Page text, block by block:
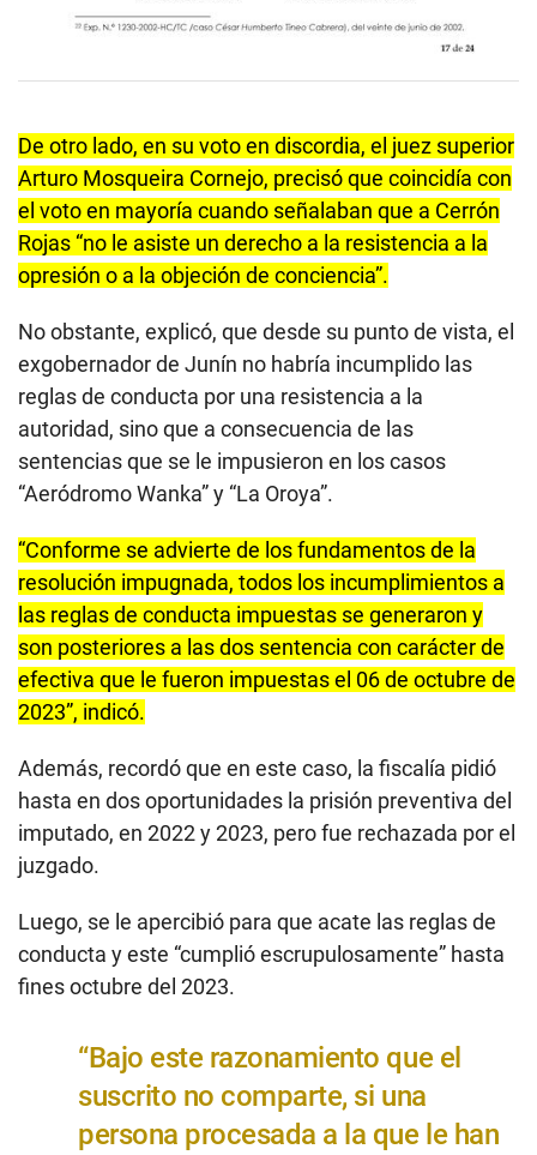
De otro lado, en su voto en discordia, el juez superior
Arturo Mosqueira Cornejo, precisó que coincidía con
el voto en mayoría cuando señalaban que a Cerrón
Rojas “no le asiste un derecho a la resistencia a la
opresión o a la objeción de conciencia”.
No obstante, explicó, que desde su punto de vista, el
exgobernador de Junín no habría incumplido las
reglas de conducta por una resistencia a la
autoridad, sino que a consecuencia de las
sentencias que se le impusieron en los casos
“Aeródromo Wanka” y “La Oroya”.
“Conforme se advierte de los fundamentos de la
resolución impugnada, todos los incumplimientos a
las reglas de conducta impuestas se generaron y
son posteriores a las dos sentencia con carácter de
efectiva que le fueron impuestas el 06 de octubre de
2023”, indicó.
Además, recordó que en este caso, la fiscalía pidió
hasta en dos oportunidades la prisión preventiva del
imputado, en 2022 y 2023, pero fue rechazada por el
juzgado.
Luego, se le apercibió para que acate las reglas de
conducta y este “cumplió escrupulosamente” hasta
fines octubre del 2023.
“Bajo este razonamiento que el
suscrito no comparte, si una
persona procesada a la que le han